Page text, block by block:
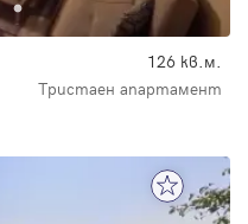
126 кв.м.
Тристаен апартамент